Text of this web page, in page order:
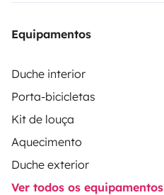
Equipamentos
Duche interior
Porta-bicicletas
Kit de louça
Aquecimento
Duche exterior
Ver todos os equipamentos